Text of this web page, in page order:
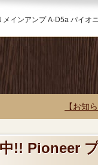
メインアンプ A-D5a パイオ
【お知
!! Pioneer